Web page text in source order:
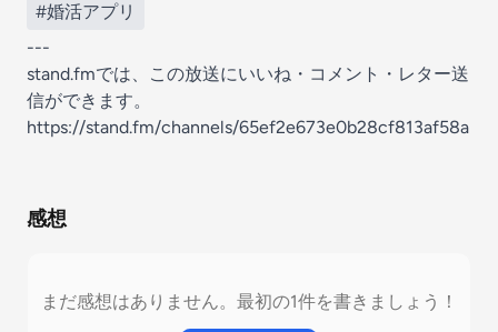
#婚活アプリ
---
stand.fmでは、この放送にいいね・コメント・レター送
信ができます。
https://stand.fm/channels/65ef2e673e0b28cf813af58a
感想
まだ感想はありません。最初の1件を書きましょう！